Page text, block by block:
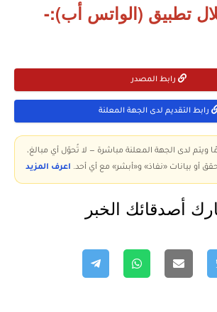
تطبيق (الواتس أب):-
رابط المصدر
رابط التقديم لدى الجهة المعلنة
ويتم لدى الجهة المعلنة مباشرة — لا تُحوّل أي مبالغ،
أو بيانات «نفاذ» و«أبشر» مع أي أحد. اعرف المزيد
أصدقائك الخبر